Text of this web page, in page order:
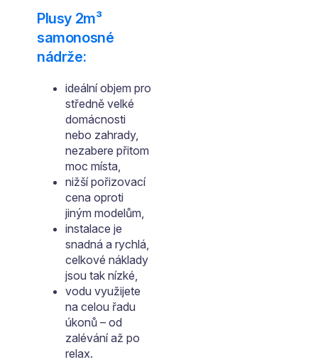
Plusy 2m³
samonosné
nádrže:
ideální objem pro
středně velké
domácnosti
nebo zahrady,
nezabere přitom
moc místa,
nižší pořizovací
cena oproti
jiným modelům,
instalace je
snadná a rychlá,
celkové náklady
jsou tak nízké,
vodu využijete
na celou řadu
úkonů – od
zalévání až po
relax.